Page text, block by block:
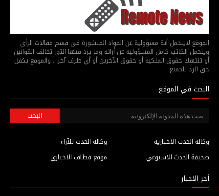
الموقع لايتحمل أية مسؤولية عن المواد المنشورة في قسم مقالات الرأي
ويتحمل الكاتب كامل المسؤولية عن أرائه وما يرد فيها التي تخالف القوانين
أو تنتهك حقوق الملكية أو حقوق الآخرين أو أي طرف آخر .. والموقع يكفل
حق الرد للجميع
البحث في الموقع
وكالة الحدث للآراء
وكالة الحدث الاخبارية
موقع قطاف الاخباري
صحيفة الحدث الاسبوعي
أخر الاخبار